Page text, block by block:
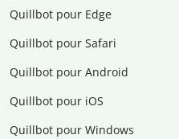
Quillbot pour Edge
Quillbot pour Safari
Quillbot pour Android
Quillbot pour iOS
Quillbot pour Windows